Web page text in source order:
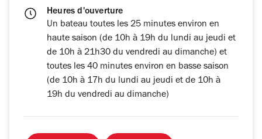
Heures d'ouverture
Un bateau toutes les 25 minutes environ en
haute saison (de 10h à 19h du lundi au jeudi et
de 10h à 21h30 du vendredi au dimanche) et
toutes les 40 minutes environ en basse saison
(de 10h à 17h du lundi au jeudi et de 10h à
19h du vendredi au dimanche)